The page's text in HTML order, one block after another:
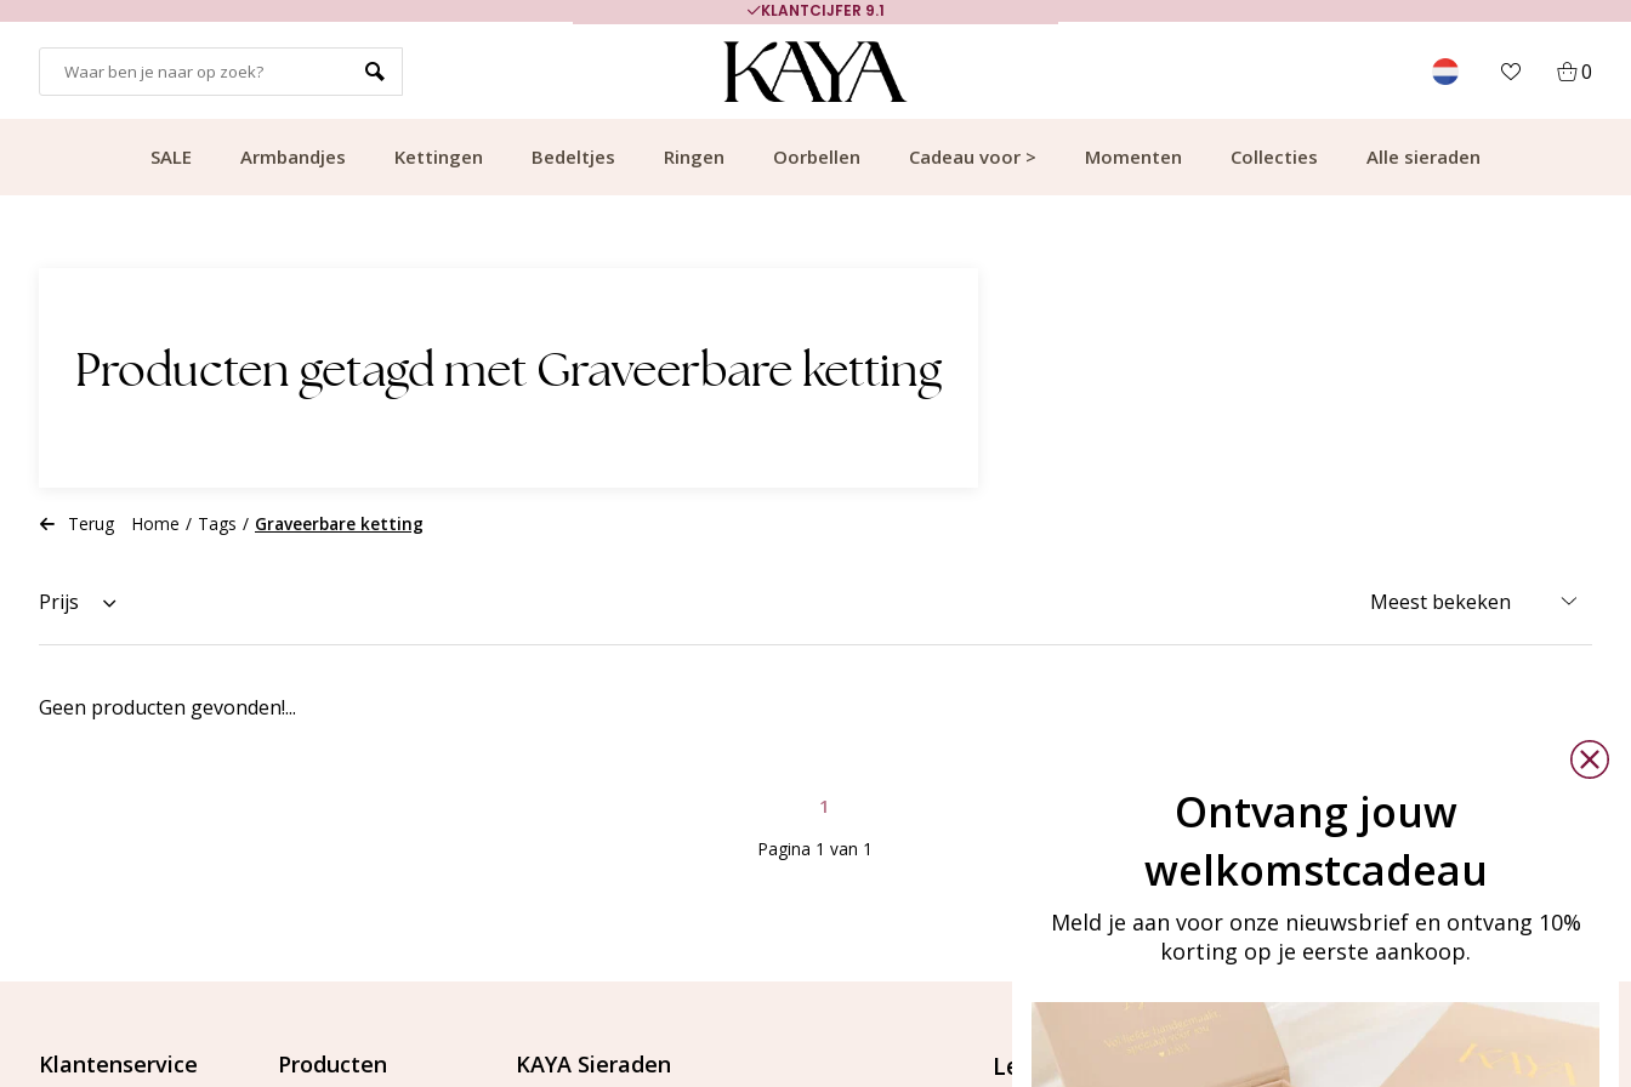
KLANTCIJFER 9.1
0
SALE Armbandjes Kettingen Bedeltjes Ringen Oorbellen Cadeau voor > Momenten Collecties Alle sieraden
Producten getagd met Graveerbare ketting
Terug Home / Tags / Graveerbare ketting
Prijs
Geen producten gevonden!...
1
Pagina 1 van 1
Klantenservice Producten KAYA Sieraden Let's stay in touch
Ontvang jouw
welkomstcadeau
Meld je aan voor onze nieuwsbrief en ontvang 10%
korting op je eerste aankoop.